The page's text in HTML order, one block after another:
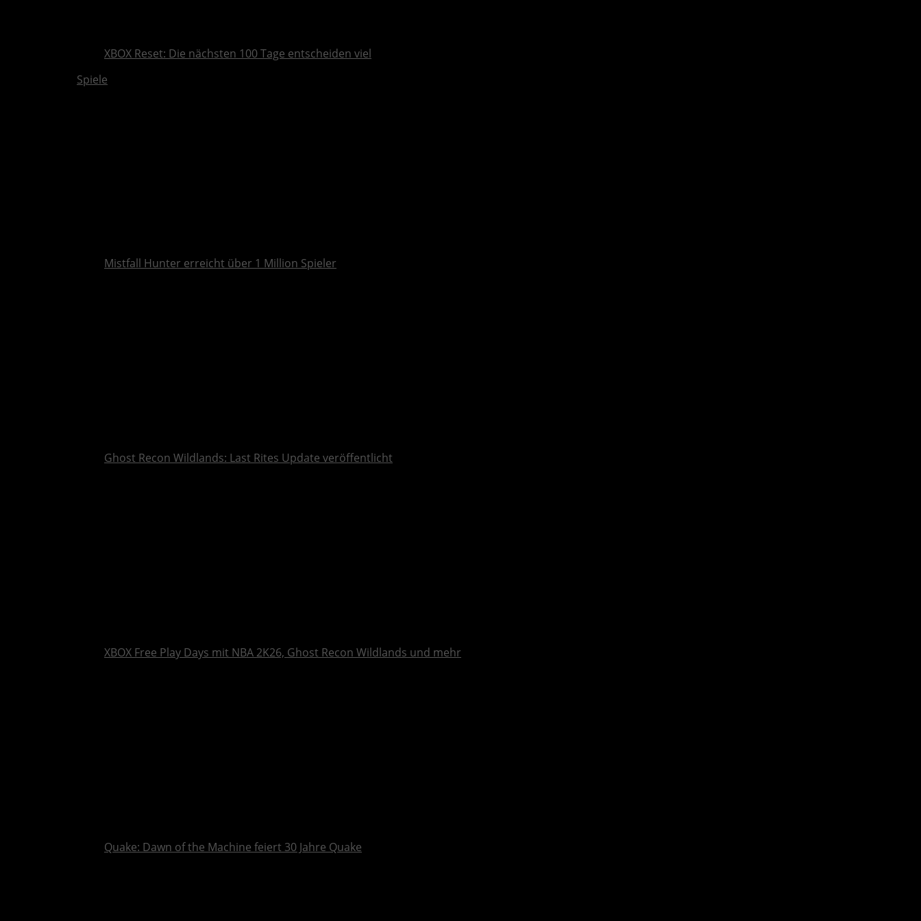
XBOX Reset: Die nächsten 100 Tage entscheiden viel
Spiele
Mistfall Hunter erreicht über 1 Million Spieler
Ghost Recon Wildlands: Last Rites Update veröffentlicht
XBOX Free Play Days mit NBA 2K26, Ghost Recon Wildlands und mehr
Quake: Dawn of the Machine feiert 30 Jahre Quake